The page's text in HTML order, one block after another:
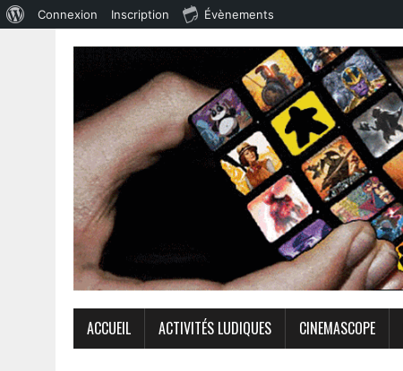
ACCUEIL ACTIVITÉS LUDIQUES CINEMASCOPE
Connexion Inscription Évènements